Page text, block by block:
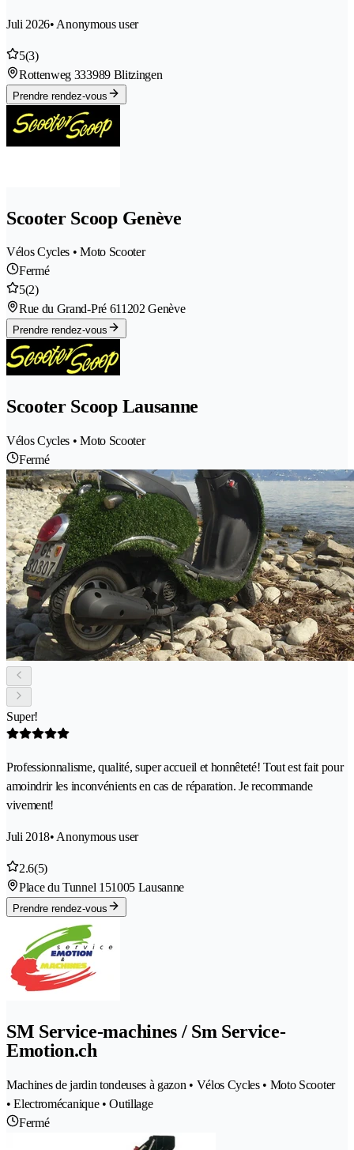
Juli 2026• Anonymous user
5(3)
Rottenweg 333989 Blitzingen
Prendre rendez-vous
Scooter Scoop Genève
Vélos Cycles • Moto Scooter
Fermé
5(2)
Rue du Grand-Pré 611202 Genève
Prendre rendez-vous
Scooter Scoop Lausanne
Vélos Cycles • Moto Scooter
Fermé
Super!
Professionnalisme, qualité, super accueil et honnêteté! Tout est fait pour
amoindrir les inconvénients en cas de réparation. Je recommande
vivement!
Juli 2018• Anonymous user
2.6(5)
Place du Tunnel 151005 Lausanne
Prendre rendez-vous
SM Service-machines / Sm Service-
Emotion.ch
Machines de jardin tondeuses à gazon • Vélos Cycles • Moto Scooter
• Electromécanique • Outillage
Fermé